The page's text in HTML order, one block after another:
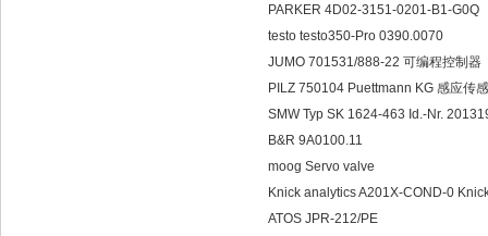
PARKER 4D02-3151-0201-B1-G0Q
testo testo350-Pro 0390.0070
JUMO 701531/888-22 可编程控制器
PILZ 750104 Puettmann KG 感应传
SMW Typ SK 1624-463 Id.-Nr.
B&R 9A0100.11
moog Servo valve
Knick analytics A201X-COND-0
ATOS JPR-212/PE